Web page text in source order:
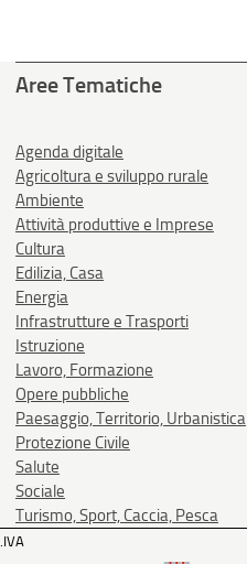
Aree Tematiche
Agenda digitale
Agricoltura e sviluppo rurale
Ambiente
Attività produttive e Imprese
Cultura
Edilizia, Casa
Energia
Infrastrutture e Trasporti
Istruzione
Lavoro, Formazione
Opere pubbliche
Paesaggio, Territorio, Urbanistica
Protezione Civile
Salute
Sociale
Turismo, Sport, Caccia, Pesca